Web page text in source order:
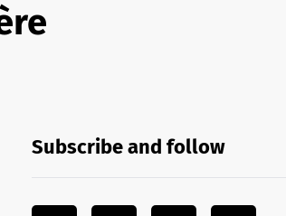
Subscribe and follow